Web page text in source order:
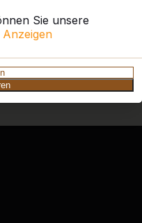
Sie unsere
Anzeigen